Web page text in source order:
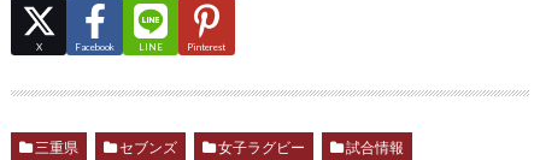
X Facebook LINE Pinterest
三重県 セブンズ 女子ラグビー 試合情報